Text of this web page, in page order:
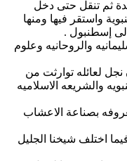
ثم تنقل حتى دخل
واستقر فيها ومنها
إسطنبول .
والروحانيه وعلوم
نجل لعائله توارثت من
والشريعه الاسلاميه
بصناعة الاعشاب
اختلف شيخنا الجليل